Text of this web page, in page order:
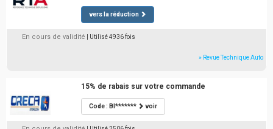
vers la réduction
En cours de validité | Utilisé 4936 fois
» Revue Technique Auto
15% de rabais sur votre commande
Code : BI******* voir